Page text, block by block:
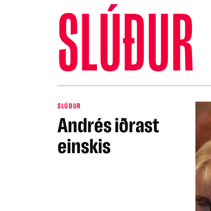
SLÚÐUR
SLÚÐUR
Andrés iðrast
einskis